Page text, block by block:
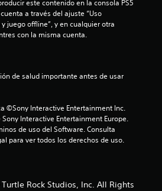
este contenido en la consola PS5
a través del ajuste “Uso
juego offline”, y en cualquier otra
con la misma cuenta.
©Sony Interactive Entertainment Inc.
Interactive Entertainment Europe.
de uso del Software. Consulta
para ver todos los derechos de uso.
Rock Studios, Inc. All Rights